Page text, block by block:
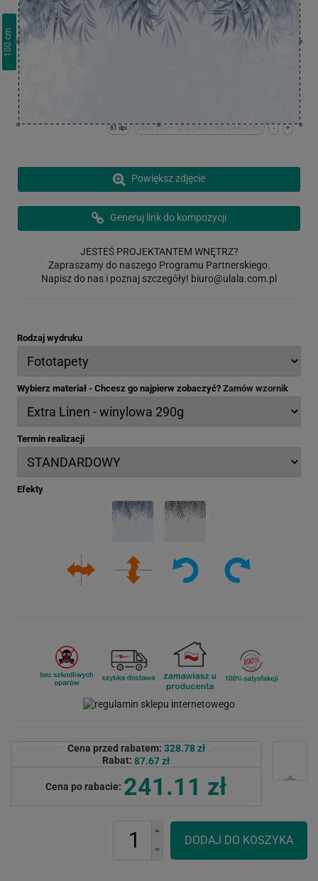
100
cm
+
-
x:0cm y:0cm | (0,0) (5442,3183) (5442,3183)
81 dpi
Powiększ zdjęcie
Generuj link do kompozycji
JESTEŚ PROJEKTANTEM WNĘTRZ?
Zapraszamy do naszego Programu Partnerskiego.
Napisz do nas i poznaj szczegóły! biuro@ulala.com.pl
Rodzaj wydruku
Wybierz materiał - Chcesz go najpierw zobaczyć? Zamów wzornik
Termin realizacji
Efekty
Cena przed rabatem: 328.78 zł
Rabat: 87.67 zł
Cena po rabacie: 241.11 zł